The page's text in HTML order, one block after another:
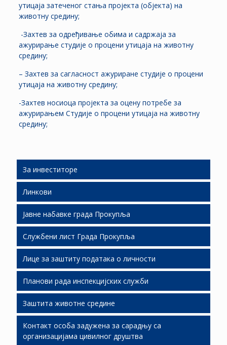
утицаја затеченог стања пројекта (објекта) на
животну средину;
-Захтев за одређивање обима и садржаја за
ажурирање студије о процени утицаја на животну
средину;
– Захтев за сагласност ажуриране студије о процени
утицаја на животну средину;
-Захтев носиоца пројекта за оцену потребе за
ажурирањем Студије о процени утицаја на животну
средину;
За инвеститоре
Људски ресурси
Подршка инвестиционим улагањима
Слободне локације
Економски развој
Јавно партнерство
Линкови
Јавне набавке града Прокупља
Јавне набавке 2026
Јавне набавке 2025
Јавне набавке 2024
Јавне набавке 2023
Јавне набавке 2022
Службени лист Града Прокупља
СЛГП 2026
СЛГП 2025
СЛГП 2024
СЛГП 2023
Лице за заштиту података о личности
Планови рада инспекцијских служби
Планови рада И.С. за 2019.
Заштита животне средине
Стање животне средине ( мониторинг)
Контакт особа задужена за сарадњу са
организацијама цивилног друштва